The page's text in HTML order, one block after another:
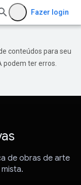
Fazer login
conteúdos para seu
podem ter erros.
de obras de arte